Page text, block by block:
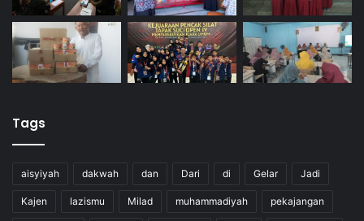
Tags
aisyiyah dakwah dan Dari di Gelar Jadi
Kajen lazismu Milad muhammadiyah pekajangan